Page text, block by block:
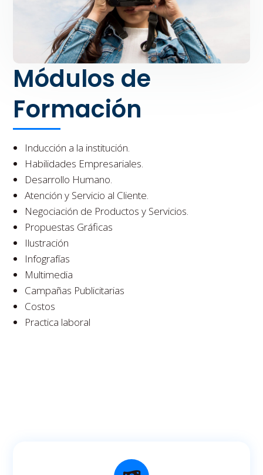
Módulos de
Formación
Inducción a la institución.
Habilidades Empresariales.
Desarrollo Humano.
Atención y Servicio al Cliente.
Negociación de Productos y Servicios.
Propuestas Gráficas
Ilustración
Infografías
Multimedia
Campañas Publicitarias
Costos
Practica laboral